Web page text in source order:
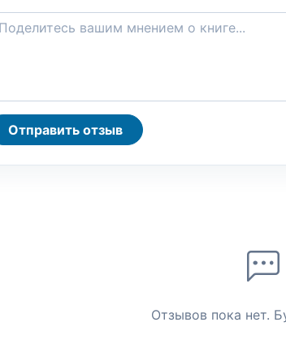
Отправить отзыв
Отзывов пока нет.